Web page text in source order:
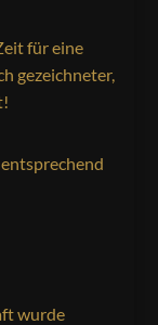
für eine
gezeichneter,
wurde